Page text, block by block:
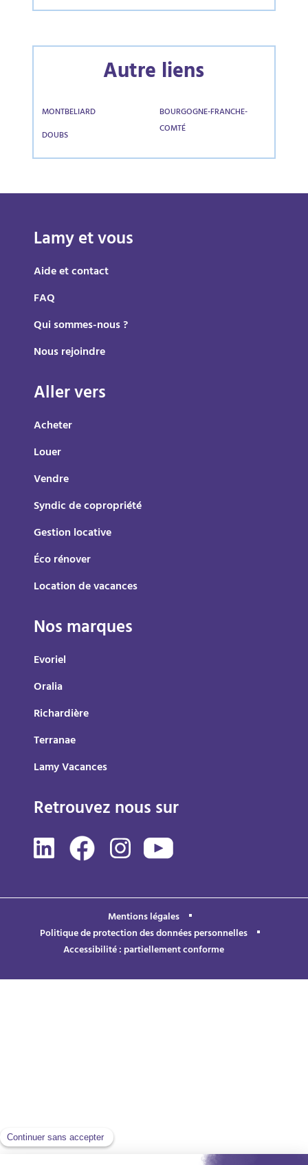
Autre liens
MONTBELIARD
DOUBS
BOURGOGNE-FRANCHE-
COMTÉ
Lamy et vous
Aide et contact
FAQ
Qui sommes-nous ?
Nous rejoindre
Aller vers
Acheter
Louer
Vendre
Syndic de copropriété
Gestion locative
Éco rénover
Location de vacances
Nos marques
Evoriel
Oralia
Richardière
Terranae
Lamy Vacances
Retrouvez nous sur
Mentions légales
Politique de protection des données personnelles
Accessibilité : partiellement conforme